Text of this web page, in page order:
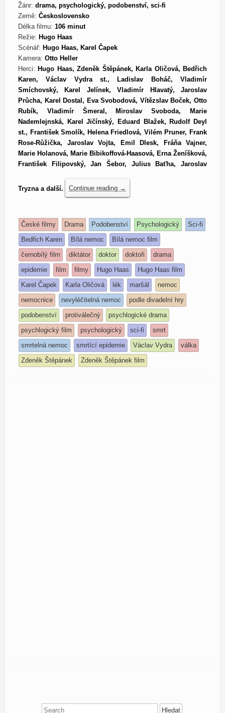
Žánr: drama, psychologický, podobenství, sci-fi
Země: Československo
Délka filmu: 106 minut
Režie: Hugo Haas
Scénář: Hugo Haas, Karel Čapek
Kamera: Otto Heller
Herci:Hugo Haas, Zdeněk Štěpánek, Karla Oličová, Bedřich
Karen, Václav Vydra st., Ladislav Boháč, Vladimír
Smíchovský, Karel Jelínek, Vladimír Hlavatý, Jaroslav
Průcha, Karel Dostal, Eva Svobodová, Vítězslav Boček, Otto
Rubík, Vladimír Šmeral, Miroslav Svoboda, Marie
Nademlejnská, Karel Jičínský, Eduard Blažek, Rudolf Deyl
st., František Smolík, Helena Friedlová, Vilém Pruner, Frank
Rose-Růžička, Jaroslav Vojta, Emil Dlesk, Fráňa Vajner,
Marie Holanová, Marie Bibikoffová-Haasová, Erna Ženíšková,
František Filipovský, Jan Šebor, Julius Baťha, Jaroslav
Tryzna a další. Continue reading →
České filmy Drama Podobenství Psychologický
Sci-fi
Bedřich Karen
Bílá nemoc
Bílá nemoc film
černobílý film
diktátor doktor doktoři
drama
epidemie
film filmy Hugo Haas
Hugo Haas film
Karel Čapek
Karla Oličová lék maršál
nemoc
nemocnice
nevyléčitelná nemoc
podle divadelní hry
podobenství
protiválečný
psychlogické drama
psychlogický film
psychologický sci-fi
smrt
smrtelná nemoc
smrtící epidemie Václav Vydra
válka
Zdeněk Štěpánek
Zdeněk Štěpánek film
Search